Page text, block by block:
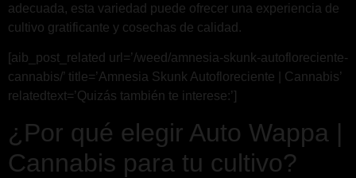
adecuada, esta variedad puede ofrecer una experiencia de
cultivo gratificante y cosechas de calidad.
[aib_post_related url=’/weed/amnesia-skunk-autofloreciente-
cannabis/’ title=’Amnesia Skunk Autofloreciente | Cannabis’
relatedtext=’Quizás también te interese:’]
¿Por qué elegir Auto Wappa |
Cannabis para tu cultivo?